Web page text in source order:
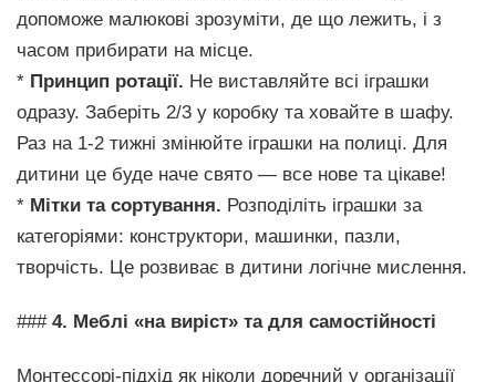
допоможе малюкові зрозуміти, де що лежить, і з
часом прибирати на місце.
* Принцип ротації. Не виставляйте всі іграшки
одразу. Заберіть 2/3 у коробку та ховайте в шафу.
Раз на 1-2 тижні змінюйте іграшки на полиці. Для
дитини це буде наче свято — все нове та цікаве!
* Мітки та сортування. Розподіліть іграшки за
категоріями: конструктори, машинки, пазли,
творчість. Це розвиває в дитини логічне мислення.
### 4. Меблі «на виріст» та для самостійності
Монтессорі-підхід як ніколи доречний у організації